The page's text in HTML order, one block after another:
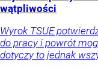
wątpliwości
Wyrok TSUE
do pracy i powrót
dotyczy to jednak